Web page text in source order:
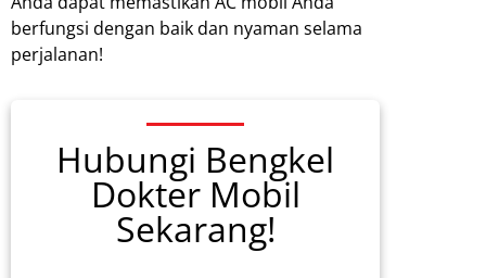
berfungsi dengan baik dan nyaman selama
perjalanan!
Hubungi Bengkel
Dokter Mobil
Sekarang!